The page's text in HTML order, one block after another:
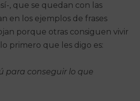
, que se quedan con las
en los ejemplos de frases
porque otras consiguen vivir
primero que les digo es:
para conseguir lo que